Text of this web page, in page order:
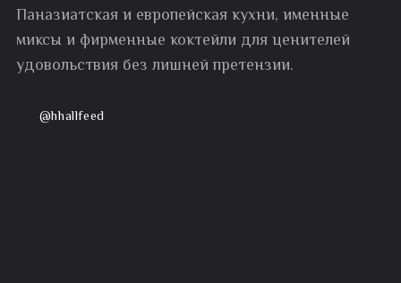
Паназиатская и европейская кухни, именные
миксы и фирменные коктейли для ценителей
удовольствия без лишней претензии.
@hhallfeed